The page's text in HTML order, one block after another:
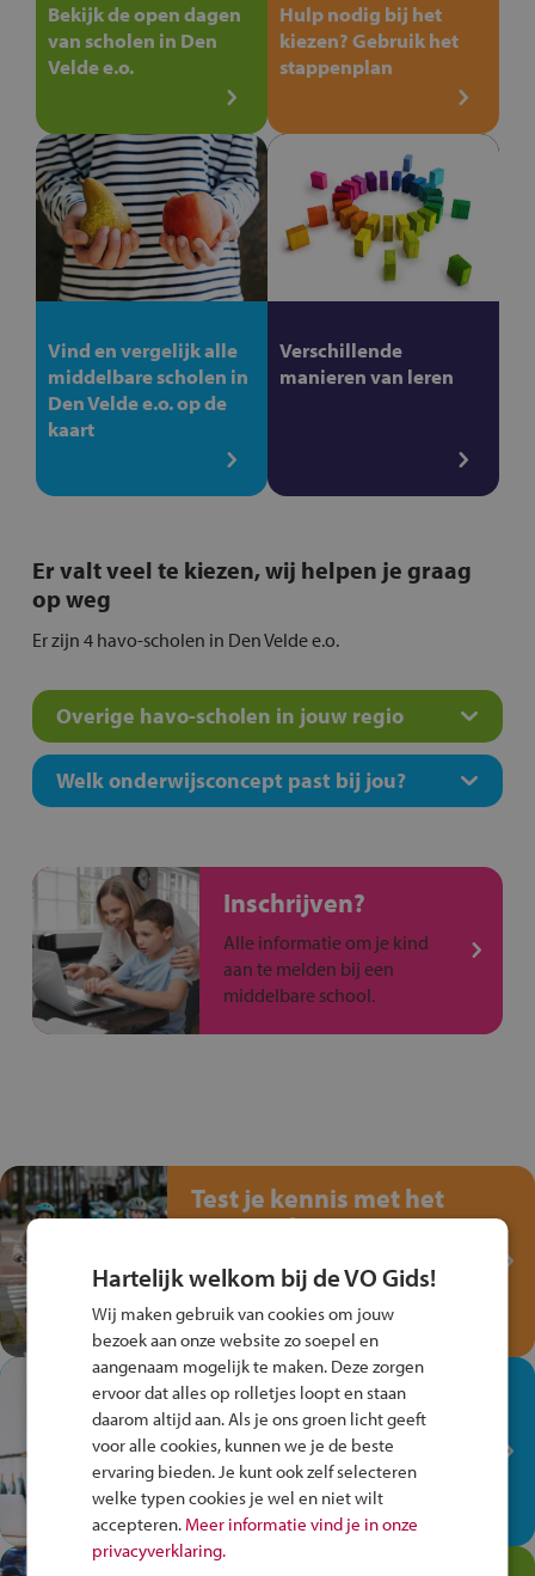
Bekijk de open dagen
van scholen in Den
Velde e.o.
Hulp nodig bij het
kiezen? Gebruik het
stappenplan
Vind en vergelijk alle
middelbare scholen in
Den Velde e.o. op de
kaart
Verschillende
manieren van leren
Er valt veel te kiezen, wij helpen je graag
op weg
Er zijn 4 havo-scholen in Den Velde e.o.
Overige havo-scholen in jouw regio
Welk onderwijsconcept past bij jou?
Inschrijven?
Alle informatie om je kind
aan te melden bij een
middelbare school.
Test je kennis met het
Fiets Veilig
Speel het Fiets Veilig Verkeersspel
en win een Cortina-fiets!
In de winkel ben je op je
plek!
Ontdek via het vmbo jouw talent
op de winkelvloer, waar elke dag
anders is!
Hartelijk welkom bij de VO Gids!
Wij maken gebruik van cookies om jouw
bezoek aan onze website zo soepel en
aangenaam mogelijk te maken. Deze zorgen
ervoor dat alles op rolletjes loopt en staan
daarom altijd aan. Als je ons groen licht geeft
voor alle cookies, kunnen we je de beste
ervaring bieden. Je kunt ook zelf selecteren
welke typen cookies je wel en niet wilt
accepteren. Meer informatie vind je in onze
privacyverklaring.